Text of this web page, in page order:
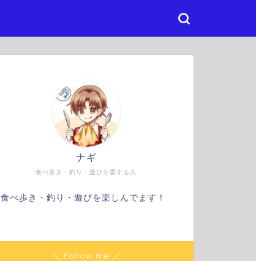
食べ歩き・釣り・遊びを愛する人
ナギ
食べ歩き・釣り・遊びを楽しんでます！
＼ Follow me ／